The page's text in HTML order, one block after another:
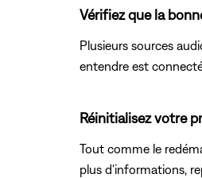
Vérifiez que la
Plusieurs sources
entendre est
Réinitialisez votre
Tout comme le
plus d'informations,